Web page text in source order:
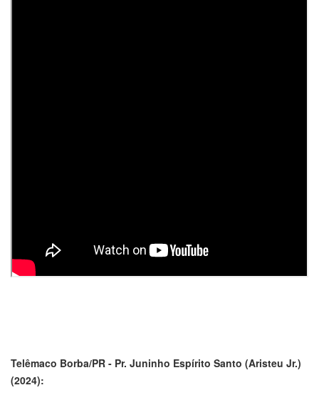
Telêmaco Borba/PR - Pr. Juninho Espírito Santo (Aristeu Jr.)
(2024):